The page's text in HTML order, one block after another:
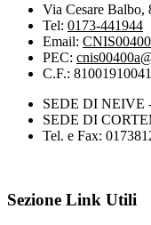
Via Cesare Balbo,
Tel: 0173-441944
Email:
PEC:
C.F.: 81001910041
SEDE DI NEIVE
SEDE DI
Tel. e Fax:
Sezione Link Utili